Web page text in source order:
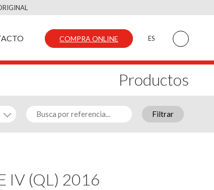
COMPRA ONLINE ES
Productos
Filtrar
IV (QL) 2016